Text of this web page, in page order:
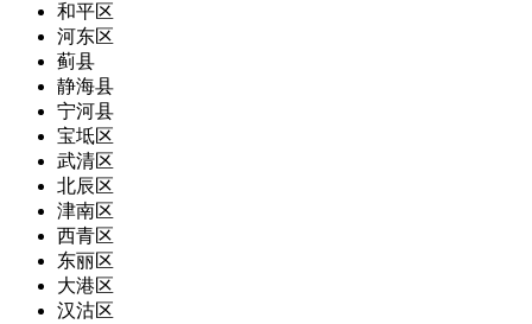
和平区
河东区
蓟县
静海县
宁河县
宝坻区
武清区
北辰区
津南区
西青区
东丽区
大港区
汉沽区